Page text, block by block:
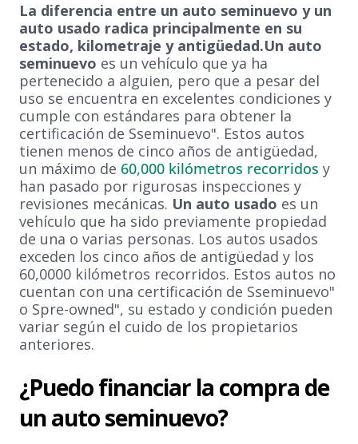
La diferencia entre un auto seminuevo y un
auto usado radica principalmente en su
estado, kilometraje y antigüedad.Un auto
seminuevo es un vehículo que ya ha
pertenecido a alguien, pero que a pesar del
uso se encuentra en excelentes condiciones y
cumple con estándares para obtener la
certificación de Sseminuevo". Estos autos
tienen menos de cinco años de antigüedad,
un máximo de 60,000 kilómetros recorridos y
han pasado por rigurosas inspecciones y
revisiones mecánicas. Un auto usado es un
vehículo que ha sido previamente propiedad
de una o varias personas. Los autos usados
exceden los cinco años de antigüedad y los
60,0000 kilómetros recorridos. Estos autos no
cuentan con una certificación de Sseminuevo"
o Spre-owned", su estado y condición pueden
variar según el cuido de los propietarios
anteriores.
¿Puedo financiar la compra de
un auto seminuevo?